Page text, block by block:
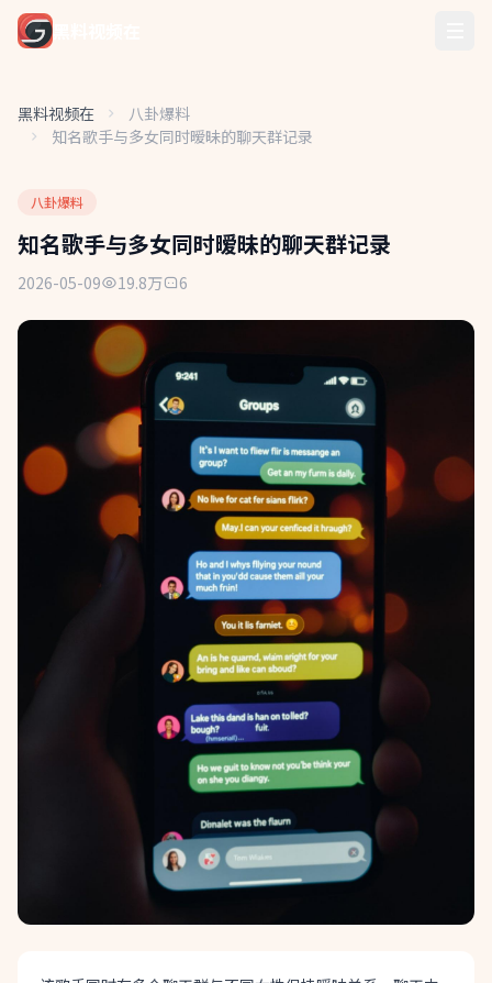
黑料视频在
八卦爆料
知名歌手与多女同时暧昧的聊天群记录
八卦爆料
知名歌手与多女同时暧昧的聊天群记录
2026-05-09 19.8万 6